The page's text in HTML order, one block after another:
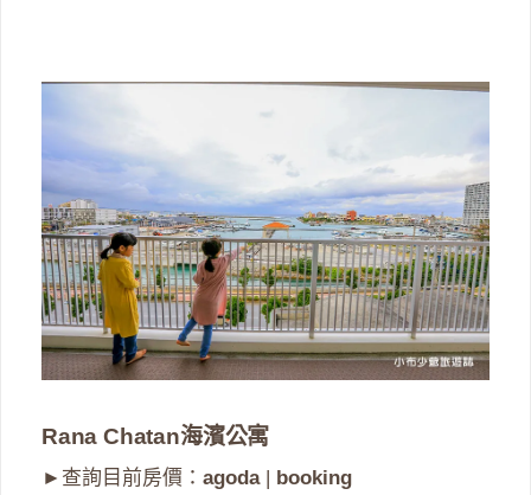
Rana Chatan海濱公寓
►查詢目前房價： agoda|
booking